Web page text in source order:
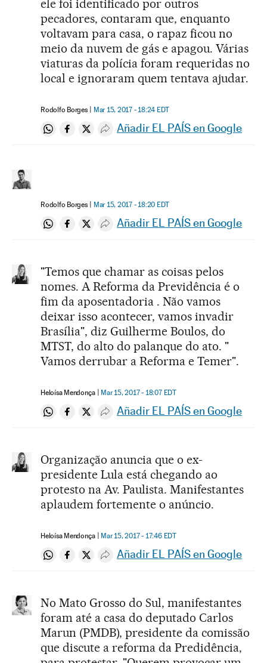
ele foi identificado por outros
pecadores, contaram que, enquanto
voltavam para casa, o rapaz ficou no
meio da nuvem de gás e apagou. Várias
viaturas da polícia foram requeridas no
local e ignoraram quem tentava ajudar.
Rodolfo Borges Mar 15, 2017 - 18:24 EDT
Compartir en Whatsapp
Compartir en Facebook
Compartir en Twitter
Desplegar Redes Sociales
Añadir EL PAÍS en Google
Rodolfo Borges Mar 15, 2017 - 18:20 EDT
Compartir en Whatsapp
Compartir en Facebook
Compartir en Twitter
Desplegar Redes Sociales
Añadir EL PAÍS en Google
"Temos que chamar as coisas pelos
nomes. A Reforma da Previdência é o
fim da aposentadoria . Não vamos
deixar isso acontecer, vamos invadir
Brasília", diz Guilherme Boulos, do
MTST, do alto do palanque do ato. "
Vamos derrubar a Reforma e Temer".
Heloísa Mendonça Mar 15, 2017 - 18:07 EDT
Compartir en Whatsapp
Compartir en Facebook
Compartir en Twitter
Desplegar Redes Sociales
Añadir EL PAÍS en Google
Organização anuncia que o ex-
presidente Lula está chegando ao
protesto na Av. Paulista. Manifestantes
aplaudem fortemente o anúncio.
Heloísa Mendonça Mar 15, 2017 - 17:46 EDT
Compartir en Whatsapp
Compartir en Facebook
Compartir en Twitter
Desplegar Redes Sociales
Añadir EL PAÍS en Google
No Mato Grosso do Sul, manifestantes
foram até a casa do deputado Carlos
Marun (PMDB), presidente da comissão
que discute a reforma da Predidência,